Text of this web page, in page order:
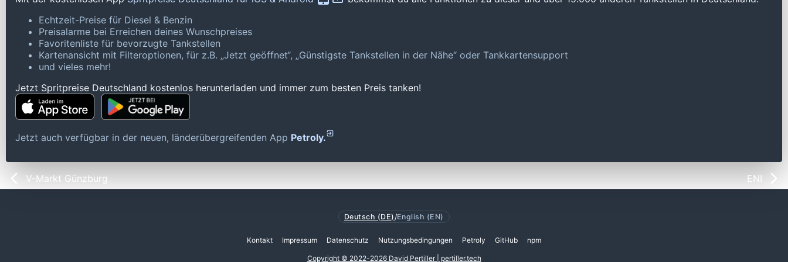
Echtzeit-Preise für Diesel & Benzin
Preisalarme bei Erreichen deines Wunschpreises
Favoritenliste für bevorzugte Tankstellen
Kartenansicht mit Filteroptionen, für z.B. „Jetzt geöffnet“, „Günstigste Tankstellen in der Nähe“ oder Tankkartensupport
und vieles mehr!
Jetzt Spritpreise Deutschland kostenlos herunterladen und immer zum besten Preis tanken!
Jetzt auch verfügbar in der neuen, länderübergreifenden App Petroly.
V-Markt Günzburg ENI
Deutsch (DE) /English (EN)
Kontakt Impressum Datenschutz Nutzungsbedingungen Petroly GitHub npm
Copyright © 2022-2026 David Pertiller | pertiller.tech